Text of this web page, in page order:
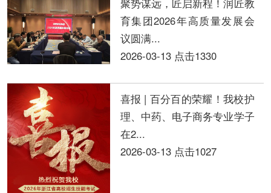
育集团2026年高质量发展会
议圆满...
2026-03-13 点击1330
喜报 | 百分百的荣耀！我校护
理、中药、电子商务专业学子
在2...
2026-03-13 点击1027